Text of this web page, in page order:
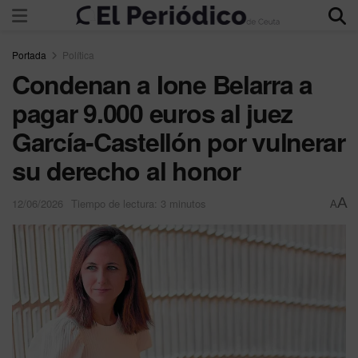
Portada Política
Condenan a Ione Belarra a
pagar 9.000 euros al juez
García-Castellón por vulnerar
su derecho al honor
12/06/2026 Tiempo de lectura: 3 minutos AA